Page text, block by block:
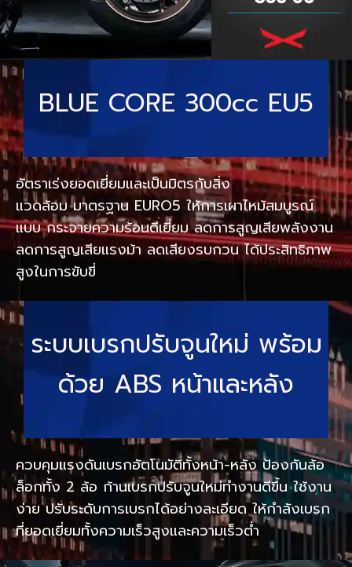
BLUE CORE 300cc EU5
อัตราเร่งยอดเยี่ยมและเป็นมิตรกับสิ่ง
แวดล้อม มาตรฐาน EURO5 ให้การเผาไหม้สมบูรณ์
แบบ กระจายความร้อนดีเยี่ยม ลดการสูญเสียพลังงาน
ลดการสูญเสียแรงม้า ลดเสียงรบกวน ได้ประสิทธิภาพ
สูงในการขับขี่
ระบบเบรกปรับจูนใหม่ พร้อม
ด้วย ABS หน้าและหลัง
ควบคุมแรงดันเบรกอัตโนมัติทั้งหน้า-หลัง ป้องกันล้อ
ล็อกทั้ง 2 ล้อ ก้านเบรกปรับจูนใหม่ทำงานดีขึ้น ใช้งาน
ง่าย ปรับระดับการเบรกได้อย่างละเอียด ให้กำลังเบรก
ที่ยอดเยี่ยมทั้งความเร็วสูงและความเร็วต่ำ